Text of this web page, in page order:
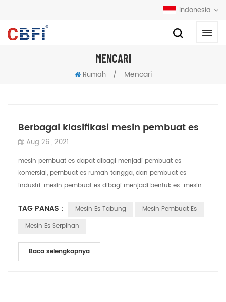
Indonesia
MENCARI
Rumah / Mencari
Berbagai klasifikasi mesin pembuat es
Aug 26 , 2021
mesin pembuat es dapat dibagi menjadi pembuat es
komersial, pembuat es rumah tangga, dan pembuat es
industri. mesin pembuat es dibagi menjadi bentuk es: mesin
TAG PANAS : Mesin Es Tabung
Mesin Pembuat Es
Mesin Es Serpihan
Baca selengkapnya